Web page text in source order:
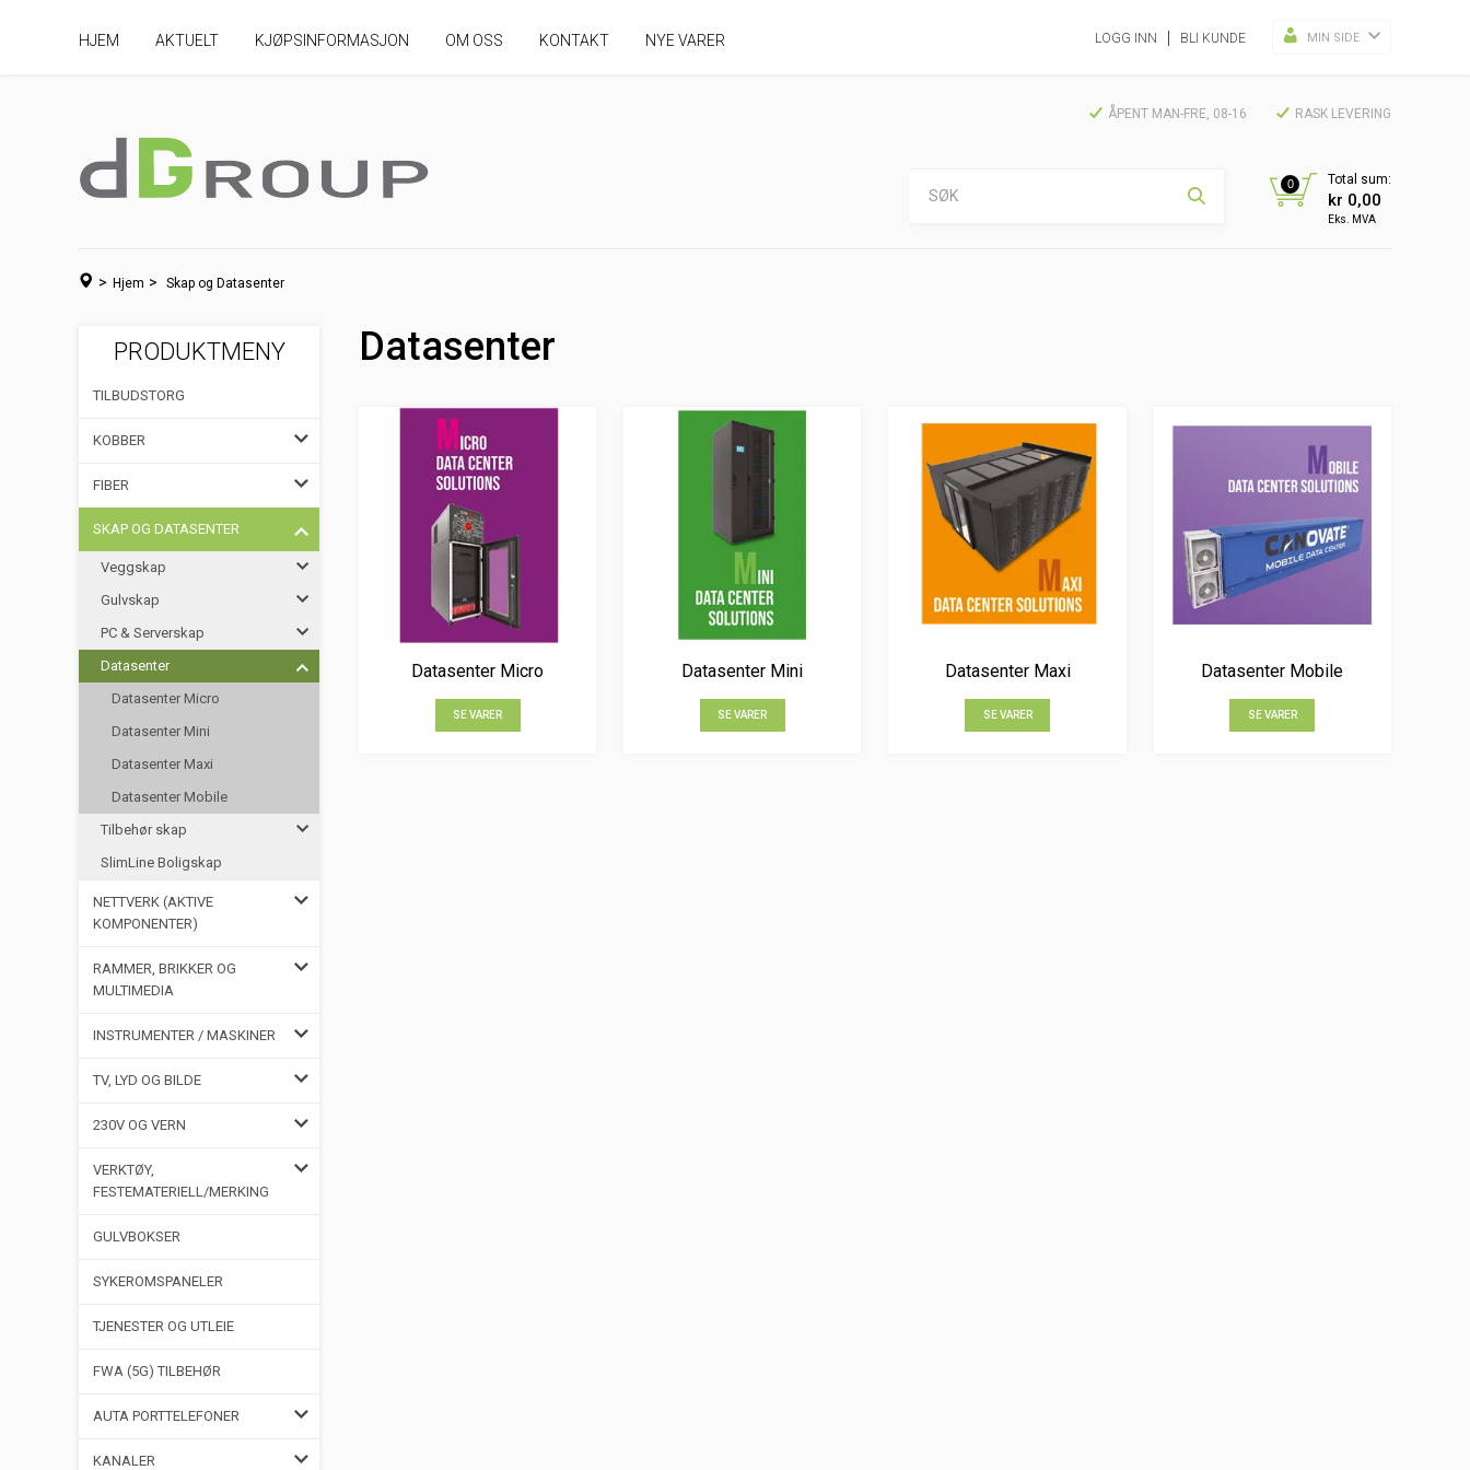
HJEM AKTUELT KJØPSINFORMASJON OM OSS KONTAKT NYE VARER LOGG INN BLI KUNDE MIN SIDE
ÅPENT MAN-FRE, 08-16 RASK LEVERING
0 Total sum:
kr 0,00
Eks. MVA
> Hjem > Skap og Datasenter
PRODUKTMENY
TILBUDSTORG
KOBBER
FIBER
SKAP OG DATASENTER
Veggskap
Gulvskap
PC & Serverskap
Datasenter
Datasenter Micro
Datasenter Mini
Datasenter Maxi
Datasenter Mobile
Tilbehør skap
SlimLine Boligskap
NETTVERK (AKTIVE
KOMPONENTER)
RAMMER, BRIKKER OG
MULTIMEDIA
INSTRUMENTER / MASKINER
TV, LYD OG BILDE
230V OG VERN
VERKTØY,
FESTEMATERIELL/MERKING
GULVBOKSER
SYKEROMSPANELER
TJENESTER OG UTLEIE
FWA (5G) TILBEHØR
AUTA PORTTELEFONER
KANALER
Datasenter
Datasenter Micro
SE VARER
Datasenter Mini
SE VARER
Datasenter Maxi
SE VARER
Datasenter Mobile
SE VARER